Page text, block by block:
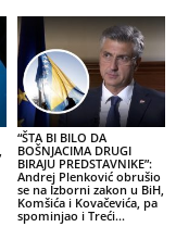
“ŠTA BI BILO DA
BOŠNJACIMA DRUGI
BIRAJU PREDSTAVNIKE”:
Andrej Plenković obrušio
se na Izborni zakon u BiH,
Komšića i Kovačevića, pa
spominjao i Treći...